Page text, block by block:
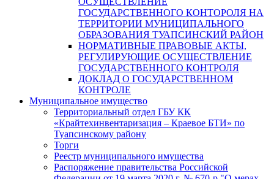
ГОСУДАРСТВЕННОГО КОНТОРОЛЯ НА
ТЕРРИТОРИИ МУНИЦИПАЛЬНОГО
ОБРАЗОВАНИЯ ТУАПСИНСКИЙ РАЙОН
НОРМАТИВНЫЕ ПРАВОВЫЕ АКТЫ,
РЕГУЛИРУЮЩИЕ ОСУЩЕСТВЛЕНИЕ
ГОСУДАРСТВЕННОГО КОНТРОЛЯ
ДОКЛАД О ГОСУДАРСТВЕННОМ
КОНТРОЛЕ
Муниципальное имущество
Территориальный отдел ГБУ КК
«Крайтехинвентаризация – Краевое БТИ» по
Туапсинскому району
Торги
Реестр муниципального имущества
Распоряжение правительства Российской